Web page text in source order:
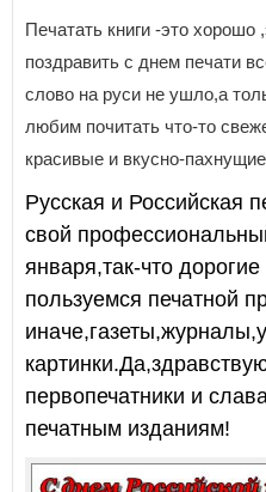
Печатать книги -это хорошо
поздравить с днем печати
слово на руси не ушло,а
любим почитать что-то
красивые и вкусно-пахнущие
Русская и Российская
свой
января,так-что
пользуемся печатной
первопечатники и
печатным изданиям!